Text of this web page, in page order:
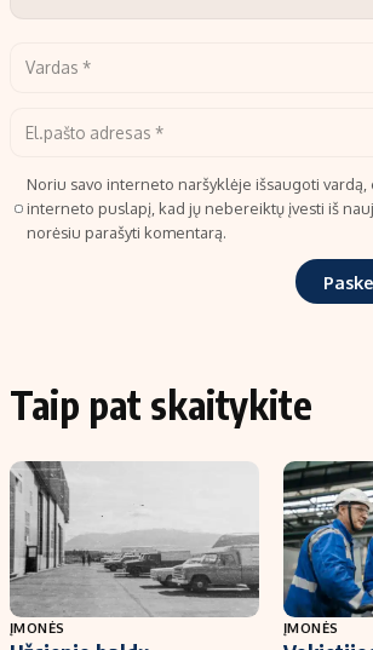
Noriu savo interneto naršyklėje išsaugoti vardą,
interneto puslapį, kad jų nebereiktų įvesti iš
norėsiu parašyti komentarą.
Taip pat skaitykite
ĮMONĖS ĮMONĖS